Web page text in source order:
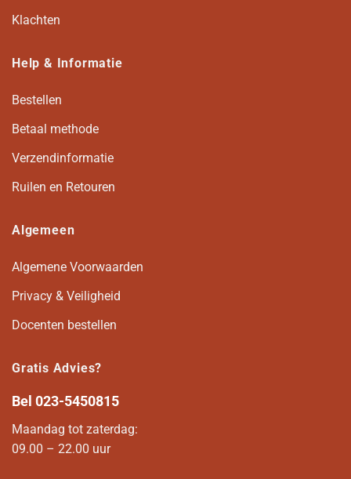
Klachten
Help & Informatie
Bestellen
Betaal methode
Verzendinformatie
Ruilen en Retouren
Algemeen
Algemene Voorwaarden
Privacy & Veiligheid
Docenten bestellen
Gratis Advies?
Bel 023-5450815
Maandag tot zaterdag:
09.00 – 22.00 uur